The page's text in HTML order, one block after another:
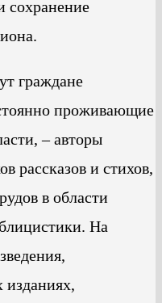
сохранение
граждане
проживающие
– авторы
рассказов и стихов,
в области
На
изданиях,